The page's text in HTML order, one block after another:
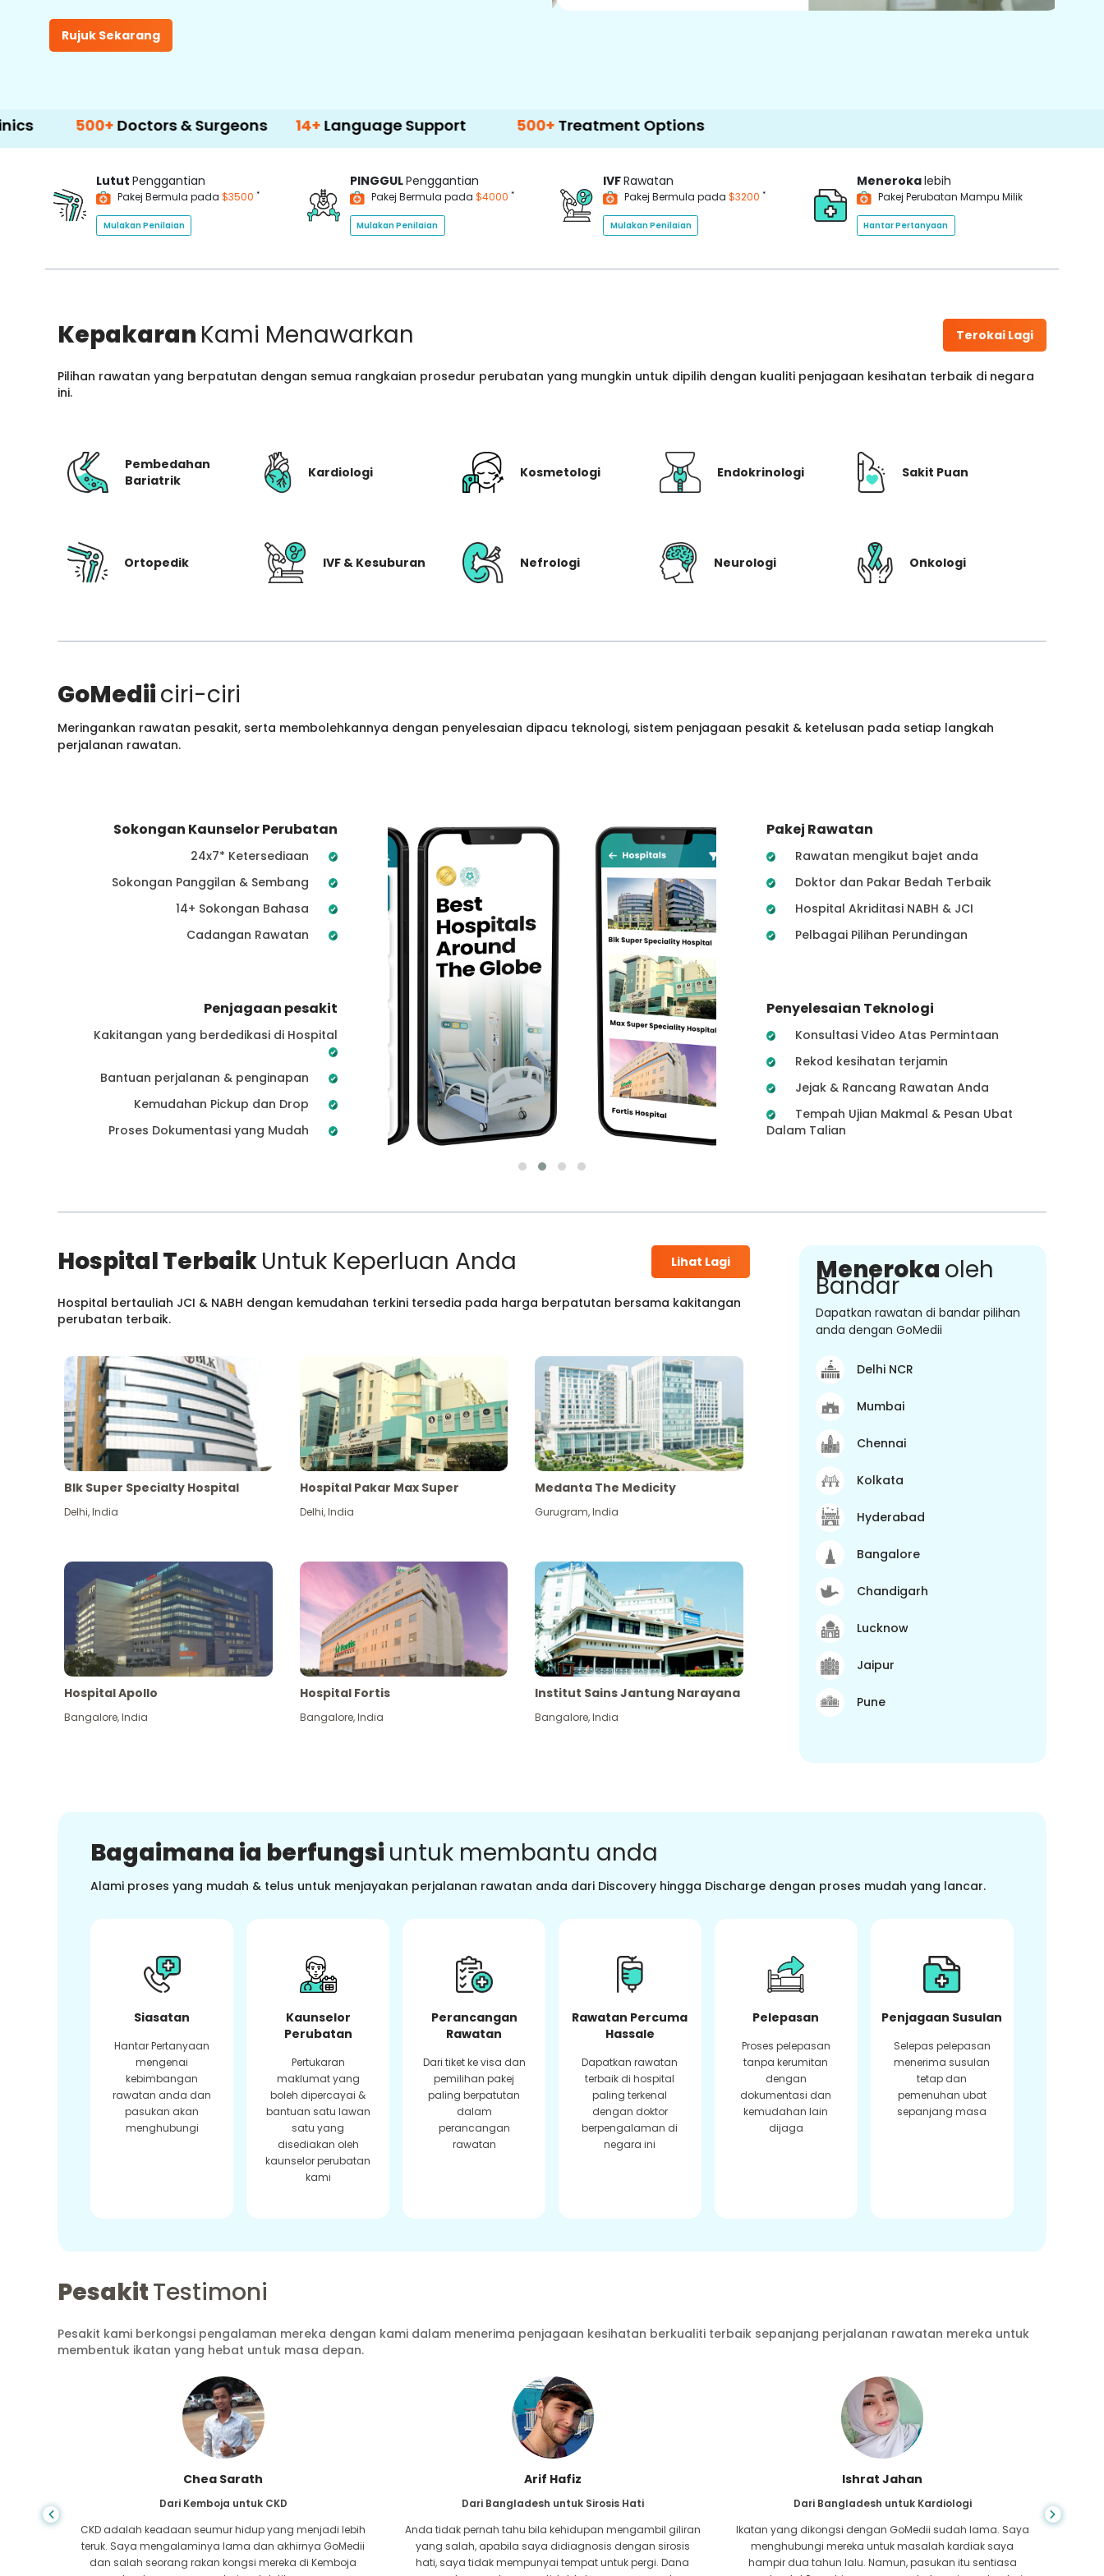
Rujuk Sekarang
500+ Doctors & Surgeons 14+Language Support 500+ Treatment Options
Lutut Penggantian
Pakej Bermula pada $3500 *
Mulakan Penilaian
PINGGULPenggantian
Pakej Bermula pada $4000 *
Mulakan Penilaian
IVFRawatan
Pakej Bermula pada $3200 *
Mulakan Penilaian
Menerokalebih
Pakej Perubatan Mampu Milik
Hantar Pertanyaan
Kepakaran Kami Menawarkan Terokai Lagi
Pilihan rawatan yang berpatutan dengan semua rangkaian prosedur perubatan yang mungkin untuk dipilih dengan kualiti penjagaan kesihatan terbaik di negara
ini.
Pembedahan
Bariatrik
Kardiologi Kosmetologi Endokrinologi Sakit Puan
Ortopedik IVF & Kesuburan Nefrologi Neurologi Onkologi
GoMediiciri-ciri
Meringankan rawatan pesakit, serta membolehkannya dengan penyelesaian dipacu teknologi, sistem penjagaan pesakit & ketelusan pada setiap langkah
perjalanan rawatan.
Sokongan Kaunselor Perubatan
24x7* Ketersediaan
Sokongan Panggilan & Sembang
14+ Sokongan Bahasa
Cadangan Rawatan
Penjagaan pesakit
Kakitangan yang berdedikasi di Hospital
Bantuan perjalanan & penginapan
Kemudahan Pickup dan Drop
Proses Dokumentasi yang Mudah
Pakej Rawatan
Rawatan mengikut bajet anda
Doktor dan Pakar Bedah Terbaik
Hospital Akriditasi NABH & JCI
Pelbagai Pilihan Perundingan
Penyelesaian Teknologi
Konsultasi Video Atas Permintaan
Rekod kesihatan terjamin
Jejak & Rancang Rawatan Anda
Tempah Ujian Makmal & Pesan Ubat
Dalam Talian
Hospital TerbaikUntuk Keperluan Anda Lihat Lagi
Hospital bertauliah JCI & NABH dengan kemudahan terkini tersedia pada harga berpatutan bersama kakitangan
perubatan terbaik.
Blk Super Specialty Hospital
Delhi,India
Hospital Pakar Max Super
Delhi,India
Medanta The Medicity
Gurugram,India
Hospital Apollo
Bangalore,India
Hospital Fortis
Bangalore,India
Institut Sains Jantung Narayana
Bangalore,India
Meneroka oleh
Bandar
Dapatkan rawatan di bandar pilihan
anda dengan GoMedii
Delhi NCR
Mumbai
Chennai
Kolkata
Hyderabad
Bangalore
Chandigarh
Lucknow
Jaipur
Pune
Bagaimana ia berfungsi untuk membantu anda
Alami proses yang mudah & telus untuk menjayakan perjalanan rawatan anda dari Discovery hingga Discharge dengan proses mudah yang lancar.
Siasatan
Hantar Pertanyaan
mengenai
kebimbangan
rawatan anda dan
pasukan akan
menghubungi
Kaunselor
Perubatan
Pertukaran
maklumat yang
boleh dipercayai &
bantuan satu lawan
satu yang
disediakan oleh
kaunselor perubatan
kami
Perancangan
Rawatan
Dari tiket ke visa dan
pemilihan pakej
paling berpatutan
dalam
perancangan
rawatan
Rawatan Percuma
Hassale
Dapatkan rawatan
terbaik di hospital
paling terkenal
dengan doktor
berpengalaman di
negara ini
Pelepasan
Proses pelepasan
tanpa kerumitan
dengan
dokumentasi dan
kemudahan lain
dijaga
Penjagaan Susulan
Selepas pelepasan
menerima susulan
tetap dan
pemenuhan ubat
sepanjang masa
PesakitTestimoni
Pesakit kami berkongsi pengalaman mereka dengan kami dalam menerima penjagaan kesihatan berkualiti terbaik sepanjang perjalanan rawatan mereka untuk
membentuk ikatan yang hebat untuk masa depan.
Arif Hafiz
Dari Bangladesh untuk Sirosis Hati
Anda tidak pernah tahu bila kehidupan mengambil giliran
yang salah, apabila saya didiagnosis dengan sirosis
hati, saya tidak mempunyai tempat untuk pergi. Dana
Ishrat Jahan
Dari Bangladesh untuk Kardiologi
Ikatan yang dikongsi dengan GoMedii sudah lama. Saya
menghubungi mereka untuk masalah kardiak saya
hampir dua tahun lalu. Namun, pasukan itu sentiasa
Ahmad Hasan
Dari Oman untuk Kanser Paru-paru
Semasa meneroka dalam talian, saya menemui GoMedii.
Ia sukar dan saya memerlukan respons yang paling
cepat. Pasukan GoMedii bukan sahaja menyatakan pada